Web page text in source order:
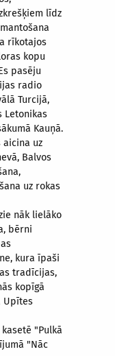
līdz
rīkotajos
kopu
pasēju
radio
Turcijā,
Letonikas
Kauņā.
uz
Balvos
uz rokas
nāk lielāko
bērni
kura īpaši
tradīcijas,
kopīgā
Upītes
"Pulkā
"Nāc